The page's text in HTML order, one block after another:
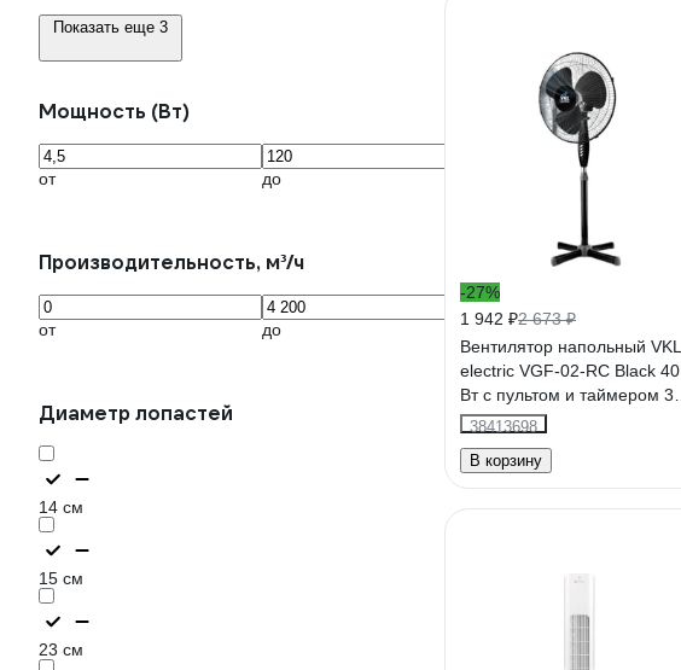
Показать еще 3
Мощность (Вт)
от до
Производительность, м³/ч
от до
Диаметр лопастей
14 см
15 см
23 см
-27%
1 942 ₽2 673 ₽
Вентилятор напольный VKL
electric VGF-02-RC Black 40
Вт с пультом и таймером 3
режима чёрный 1209176
38413698
В корзину